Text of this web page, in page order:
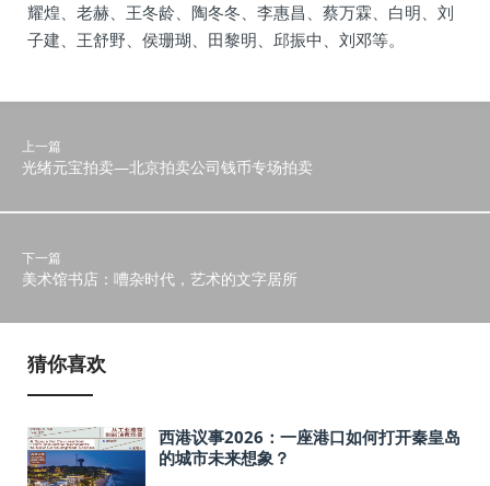
耀煌、老赫、王冬龄、陶冬冬、李惠昌、蔡万霖、白明、刘
子建、王舒野、侯珊瑚、田黎明、邱振中、刘邓等。
上一篇
光绪元宝拍卖—北京拍卖公司钱币专场拍卖
下一篇
美术馆书店：嘈杂时代，艺术的文字居所
猜你喜欢
西港议事2026：一座港口如何打开秦皇岛
的城市未来想象？